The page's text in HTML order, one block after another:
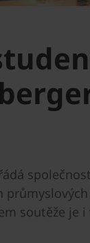
soutěže je